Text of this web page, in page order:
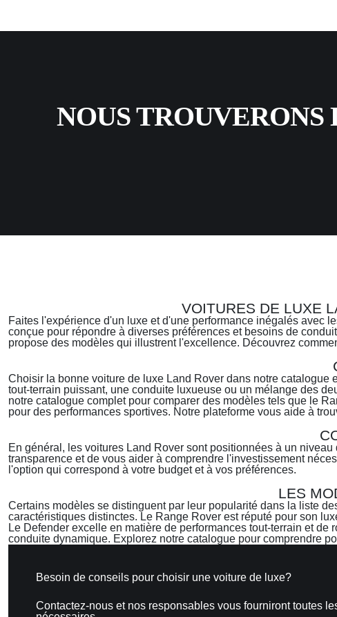
NOUS
VOITURES DE LUXE
Faites l'expérience d'un luxe et d'une performance inégalés avec
conçue pour répondre à diverses préférences et besoins de
propose des modèles qui illustrent l'excellence. Découvrez
Choisir la bonne voiture de luxe Land Rover dans notre
tout-terrain puissant, une conduite luxueuse ou un mélange des
notre catalogue complet pour comparer des modèles tels que le
pour des performances sportives. Notre plateforme vous aide à
En général, les voitures Land Rover sont positionnées à un
transparence et de vous aider à comprendre l'investissement
l'option qui correspond à votre budget et à vos préférences.
LES
Certains modèles se distinguent par leur popularité dans la liste
caractéristiques distinctes. Le Range Rover est réputé pour son
Le Defender excelle en matière de performances tout-terrain et
conduite dynamique. Explorez notre catalogue pour comprendre
Besoin de conseils pour choisir une voiture de luxe?
Contactez-nous et nos responsables vous fourniront toutes